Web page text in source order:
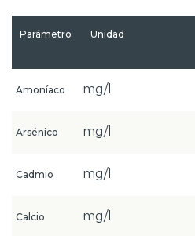
Parámetro Unidad
Amoníaco mg/l
Arsénico mg/l
Cadmio mg/l
Calcio mg/l